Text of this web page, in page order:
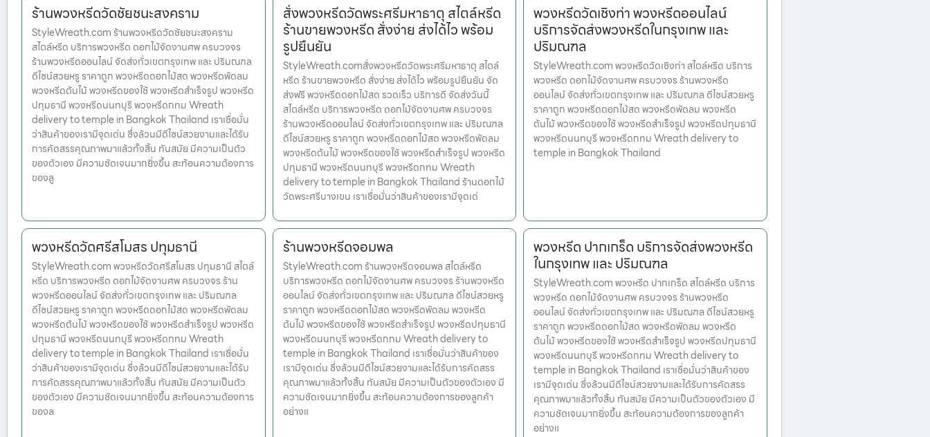
ร้านพวงหรีดวัดชัยชนะสงคราม
StyleWreath.com ร้านพวงหรีดวัดชัยชนะสงคราม
สไตล์หรีด บริการพวงหรีด ดอกไม้จัดงานศพ ครบวงจร
ร้านพวงหรีดออนไลน์ จัดส่งทั่วเขตกรุงเทพ และ ปริมณฑล
ดีไซน์สวยหรู ราคาถูก พวงหรีดดอกไม้สด พวงหรีดพัดลม
พวงหรีดต้นไม้ พวงหรีดของใช้ พวงหรีดสำเร็จรูป พวงหรีด
ปทุมธานี พวงหรีดนนทบุรี พวงหรีดกทม Wreath
delivery to temple in Bangkok Thailand เราเชื่อมั่น
ว่าสินค้าของเรามีจุดเด่น ซึ่งล้วนมีดีไซน์สวยงามและได้รับ
การคัดสรรคุณภาพมาแล้วทั้งสิ้น ทันสมัย มีความเป็นตัว
ของตัวเอง มีความชัดเจนมากยิ่งขึ้น สะท้อนความต้องการ
ของลู
สั่งพวงหรีดวัดพระศรีมหาธาตุ สไตล์หรีด
ร้านขายพวงหรีด สั่งง่าย ส่งได้ไว พร้อม
รูปยืนยัน
StyleWreath.comสั่งพวงหรีดวัดพระศรีมหาธาตุ สไตล์
หรีด ร้านขายพวงหรีด สั่งง่าย ส่งได้ไว พร้อมรูปยืนยัน จัด
ส่งฟรี พวงหรีดดอกไม้สด รวดเร็ว บริการดี จัดส่งวันนี้
สไตล์หรีด บริการพวงหรีด ดอกไม้จัดงานศพ ครบวงจร
ร้านพวงหรีดออนไลน์ จัดส่งทั่วเขตกรุงเทพ และ ปริมณฑล
ดีไซน์สวยหรู ราคาถูก พวงหรีดดอกไม้สด พวงหรีดพัดลม
พวงหรีดต้นไม้ พวงหรีดของใช้ พวงหรีดสำเร็จรูป พวงหรีด
ปทุมธานี พวงหรีดนนทบุรี พวงหรีดกทม Wreath
delivery to temple in Bangkok Thailand ร้านดอกไม้
วัดพระศรีบางเขน เราเชื่อมั่นว่าสินค้าของเรามีจุดเด่
พวงหรีดวัดเชิงท่า พวงหรีดออนไลน์
บริการจัดส่งพวงหรีดในกรุงเทพ และ
ปริมณฑล
StyleWreath.com พวงหรีดวัดเชิงท่า สไตล์หรีด บริการ
พวงหรีด ดอกไม้จัดงานศพ ครบวงจร ร้านพวงหรีด
ออนไลน์ จัดส่งทั่วเขตกรุงเทพ และ ปริมณฑล ดีไซน์สวยหรู
ราคาถูก พวงหรีดดอกไม้สด พวงหรีดพัดลม พวงหรีด
ต้นไม้ พวงหรีดของใช้ พวงหรีดสำเร็จรูป พวงหรีดปทุมธานี
พวงหรีดนนทบุรี พวงหรีดกทม Wreath delivery to
temple in Bangkok Thailand
พวงหรีดวัดศรีสโมสร ปทุมธานี
StyleWreath.com พวงหรีดวัดศรีสโมสร ปทุมธานี สไตล์
หรีด บริการพวงหรีด ดอกไม้จัดงานศพ ครบวงจร ร้าน
พวงหรีดออนไลน์ จัดส่งทั่วเขตกรุงเทพ และ ปริมณฑล
ดีไซน์สวยหรู ราคาถูก พวงหรีดดอกไม้สด พวงหรีดพัดลม
พวงหรีดต้นไม้ พวงหรีดของใช้ พวงหรีดสำเร็จรูป พวงหรีด
ปทุมธานี พวงหรีดนนทบุรี พวงหรีดกทม Wreath
delivery to temple in Bangkok Thailand เราเชื่อมั่น
ว่าสินค้าของเรามีจุดเด่น ซึ่งล้วนมีดีไซน์สวยงามและได้รับ
การคัดสรรคุณภาพมาแล้วทั้งสิ้น ทันสมัย มีความเป็นตัว
ของตัวเอง มีความชัดเจนมากยิ่งขึ้น สะท้อนความต้องการ
ของล
ร้านพวงหรีดจอมพล
StyleWreath.com ร้านพวงหรีดจอมพล สไตล์หรีด
บริการพวงหรีด ดอกไม้จัดงานศพ ครบวงจร ร้านพวงหรีด
ออนไลน์ จัดส่งทั่วเขตกรุงเทพ และ ปริมณฑล ดีไซน์สวยหรู
ราคาถูก พวงหรีดดอกไม้สด พวงหรีดพัดลม พวงหรีด
ต้นไม้ พวงหรีดของใช้ พวงหรีดสำเร็จรูป พวงหรีดปทุมธานี
พวงหรีดนนทบุรี พวงหรีดกทม Wreath delivery to
temple in Bangkok Thailand เราเชื่อมั่นว่าสินค้าของ
เรามีจุดเด่น ซึ่งล้วนมีดีไซน์สวยงามและได้รับการคัดสรร
คุณภาพมาแล้วทั้งสิ้น ทันสมัย มีความเป็นตัวของตัวเอง มี
ความชัดเจนมากยิ่งขึ้น สะท้อนความต้องการของลูกค้า
อย่างแ
พวงหรีด ปากเกร็ด บริการจัดส่งพวงหรีด
ในกรุงเทพ และ ปริมณฑล
StyleWreath.com พวงหรีด ปากเกร็ด สไตล์หรีด บริการ
พวงหรีด ดอกไม้จัดงานศพ ครบวงจร ร้านพวงหรีด
ออนไลน์ จัดส่งทั่วเขตกรุงเทพ และ ปริมณฑล ดีไซน์สวยหรู
ราคาถูก พวงหรีดดอกไม้สด พวงหรีดพัดลม พวงหรีด
ต้นไม้ พวงหรีดของใช้ พวงหรีดสำเร็จรูป พวงหรีดปทุมธานี
พวงหรีดนนทบุรี พวงหรีดกทม Wreath delivery to
temple in Bangkok Thailand เราเชื่อมั่นว่าสินค้าของ
เรามีจุดเด่น ซึ่งล้วนมีดีไซน์สวยงามและได้รับการคัดสรร
คุณภาพมาแล้วทั้งสิ้น ทันสมัย มีความเป็นตัวของตัวเอง มี
ความชัดเจนมากยิ่งขึ้น สะท้อนความต้องการของลูกค้า
อย่างแ